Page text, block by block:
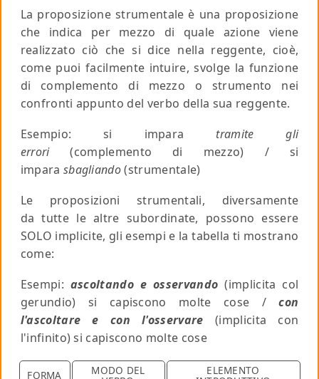
La proposizione strumentale è una proposizione
che indica per mezzo di quale azione viene
realizzato ciò che si dice nella reggente, cioè,
come puoi facilmente intuire,svolge la funzione
di complemento di mezzo o strumento nei
confronti appunto del verbo della sua reggente.
Esempio: si impara tramite gli
errori(complemento di mezzo) / si
impara sbagliando(strumentale)
Le proposizioni strumentali, diversamente
da tutte le altre subordinate, possono essere
SOLO implicite, gli esempi e la tabella ti mostrano
come:
Esempi: ascoltando e osservando (implicita col
gerundio) si capiscono molte cose /con
l'ascoltare e con l'osservare (implicita con
l'infinito) si capiscono molte cose
FORMA MODO DEL ELEMENTO